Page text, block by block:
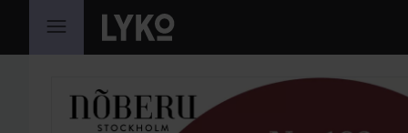
HOPPA TILL INNEHÅLLET
HOPPA ÖVER SEKTIONEN